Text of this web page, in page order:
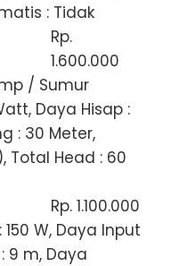
: Tidak
Rp.
1.600.000
/ Sumur
Daya Hisap :
: 30 Meter,
Total Head : 60
Rp. 1.100.000
W, Daya Input
9 m, Daya